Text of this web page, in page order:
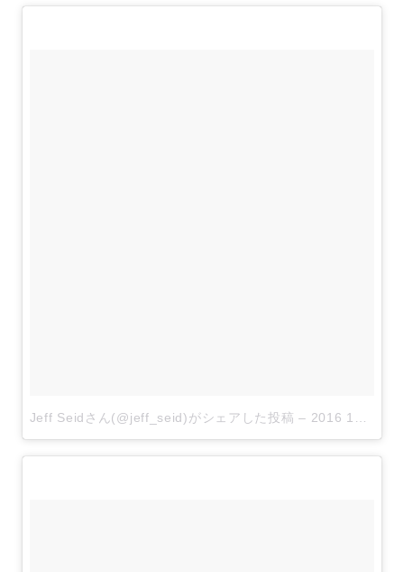
Jeff Seidさん(@jeff_seid)がシェアした投稿 – 2016 11月 18 6:03午前 PST